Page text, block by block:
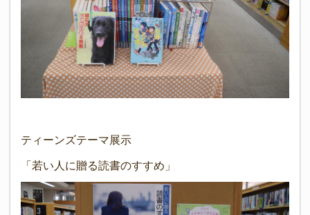
ティーンズテーマ展示
「若い人に贈る読書のすすめ」